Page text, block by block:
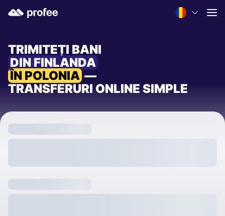
TRIMITEȚI BANI
DIN FINLANDA
ÎN POLONIA —
TRANSFERURI ONLINE SIMPLE